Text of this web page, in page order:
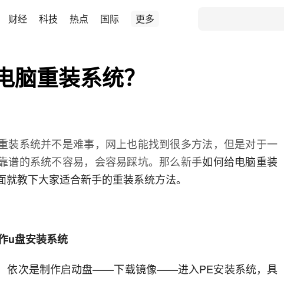
财经 科技 热点 国际 更多
重装系统？
装系统并不是难事，网上也能找到很多方法，但是对于一
谱的系统不容易，会容易踩坑。那么新手如何给电脑重装
就教下大家适合新手的重装系统方法。
u盘安装系统
依次是制作启动盘——下载镜像——进入PE安装系统，具